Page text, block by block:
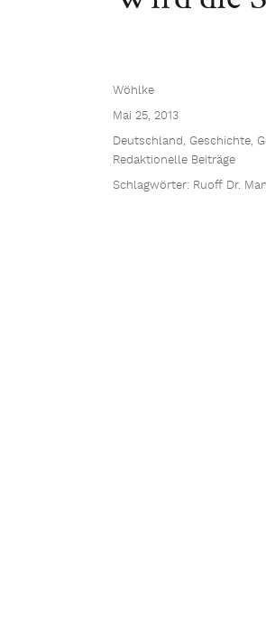
Wöhlke
Mai 25, 2013
Deutschland, Geschichte,
Redaktionelle Beiträge
Schlagwörter: Ruoff Dr.